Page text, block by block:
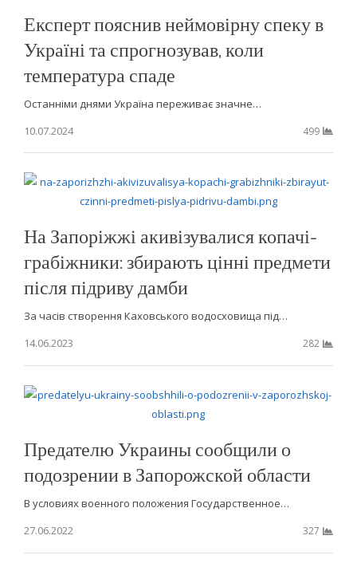
Експерт пояснив неймовірну спеку в
Україні та спрогнозував, коли
температура спаде
Останніми днями Україна переживає значне…
10.07.2024
499
На Запоріжжі акивізувалися копачі-
грабіжники: збирають цінні предмети
після підриву дамби
За часів створення Каховського водосховища під…
14.06.2023
282
Предателю Украины сообщили о
подозрении в Запорожской области
В условиях военного положения Государственное…
27.06.2022
327